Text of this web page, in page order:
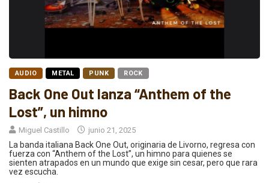
AUDIO METAL PUNK ROCK
Back One Out lanza “Anthem of the
Lost”, un himno
Miguel Castillo junio 21, 2025
La banda italiana Back One Out, originaria de Livorno, regresa con
fuerza con “Anthem of the Lost”, un himno para quienes se
sienten atrapados en un mundo que exige sin cesar, pero que rara
vez escucha.